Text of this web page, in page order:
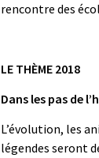
rencontre des
LE THÈME 2018
Dans les pas de
L’évolution, les
légendes seront